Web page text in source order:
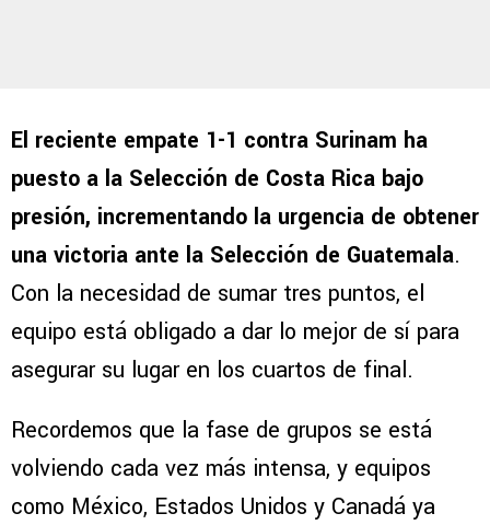
El reciente empate 1-1 contra Surinam ha
puesto a la Selección de Costa Rica bajo
presión, incrementando la urgencia de obtener
una victoria ante la Selección de Guatemala.
Con la necesidad de sumar tres puntos, el
equipo está obligado a dar lo mejor de sí para
asegurar su lugar en los cuartos de final.
Recordemos que la fase de grupos se está
volviendo cada vez más intensa, y equipos
como México, Estados Unidos y Canadá ya